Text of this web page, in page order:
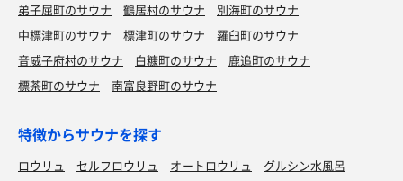
弟子屈町のサウナ
鶴居村のサウナ
別海町のサウナ
中標津町のサウナ
標津町のサウナ
羅臼町のサウナ
音威子府村のサウナ
白糠町のサウナ
鹿追町のサウナ
標茶町のサウナ
南富良野町のサウナ
特徴からサウナを探す
ロウリュ セルフロウリュ オートロウリュ
グルシン水風呂